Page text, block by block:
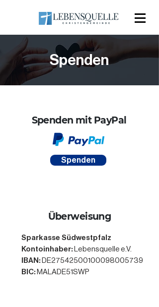
Spenden
Spenden mit PayPal
Spenden
Überweisung
Sparkasse Südwestpfalz
Kontoinhaber: Lebensquelle e.V.
IBAN: DE27542500100098005739
BIC: MALADE51SWP